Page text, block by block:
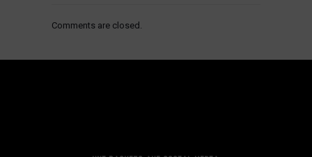
Comments are closed.